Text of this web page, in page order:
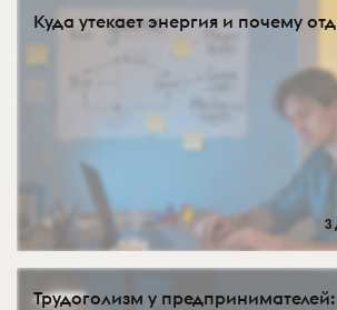
Куда утекает энергия и почему
3
Трудоголизм у предпринимателей: